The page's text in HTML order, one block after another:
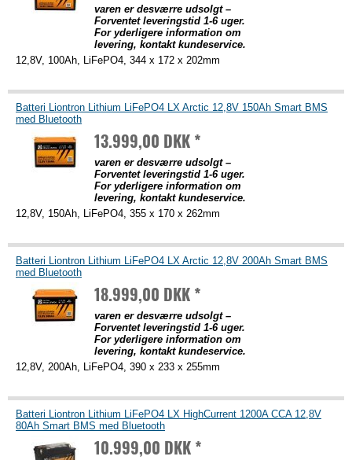
varen er desværre udsolgt –
Forventet leveringstid 1-6 uger.
For yderligere information om
levering, kontakt kundeservice.
12,8V, 100Ah, LiFePO4, 344 x 172 x 202mm
Batteri Liontron Lithium LiFePO4 LX Arctic 12,8V 150Ah Smart BMS
med Bluetooth
13.999,00 DKK *
varen er desværre udsolgt –
Forventet leveringstid 1-6 uger.
For yderligere information om
levering, kontakt kundeservice.
12,8V, 150Ah, LiFePO4, 355 x 170 x 262mm
Batteri Liontron Lithium LiFePO4 LX Arctic 12,8V 200Ah Smart BMS
med Bluetooth
18.999,00 DKK *
varen er desværre udsolgt –
Forventet leveringstid 1-6 uger.
For yderligere information om
levering, kontakt kundeservice.
12,8V, 200Ah, LiFePO4, 390 x 233 x 255mm
Batteri Liontron Lithium LiFePO4 LX HighCurrent 1200A CCA 12,8V
80Ah Smart BMS med Bluetooth
10.999,00 DKK *